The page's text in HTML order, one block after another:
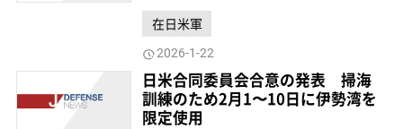
在日米軍
2026-1-22
日米合同委員会合意の発表 掃海
訓練のため2月1〜10日に伊勢湾を
限定使用